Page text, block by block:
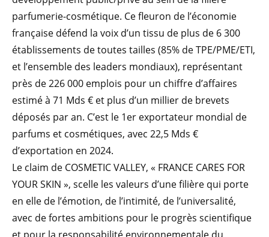
parfumerie-cosmétique. Ce fleuron de l’économie
française défend la voix d’un tissu de plus de 6 300
établissements de toutes tailles (85% de TPE/PME/ETI,
et l’ensemble des leaders mondiaux), représentant
près de 226 000 emplois pour un chiffre d’affaires
estimé à 71 Mds € et plus d’un millier de brevets
déposés par an. C’est le 1er exportateur mondial de
parfums et cosmétiques, avec 22,5 Mds €
d’exportation en 2024.
Le claim de COSMETIC VALLEY, « FRANCE CARES FOR
YOUR SKIN », scelle les valeurs d’une filière qui porte
en elle de l’émotion, de l’intimité, de l’universalité,
avec de fortes ambitions pour le progrès scientifique